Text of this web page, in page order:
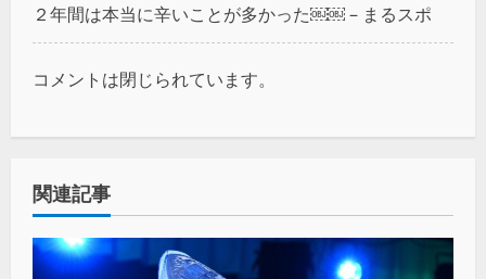
２年間は本当に辛いことが多かった￼￼ – まるスポ
コメントは閉じられています。
関連記事